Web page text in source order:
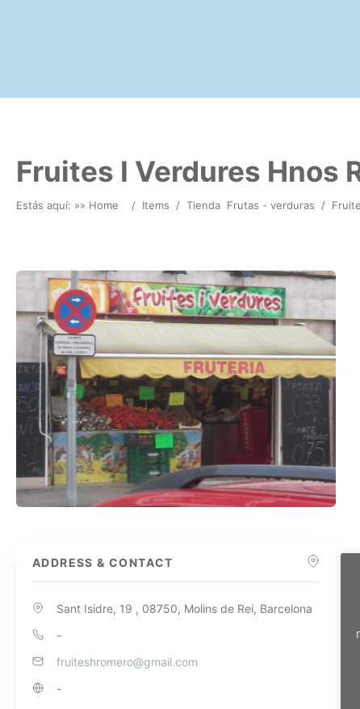
Fruites I Verdures Hnos
Estás aquí: »» Home / Items / Tienda Frutas - verduras /
ADDRESS & CONTACT
Sant Isidre, 19 , 08750, Molins de Rei, Barcelona
-
fruiteshromero@gmail.com
-